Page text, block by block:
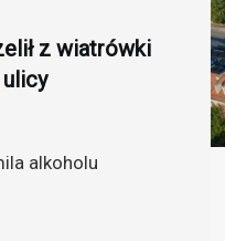
z wiatrówki
alkoholu